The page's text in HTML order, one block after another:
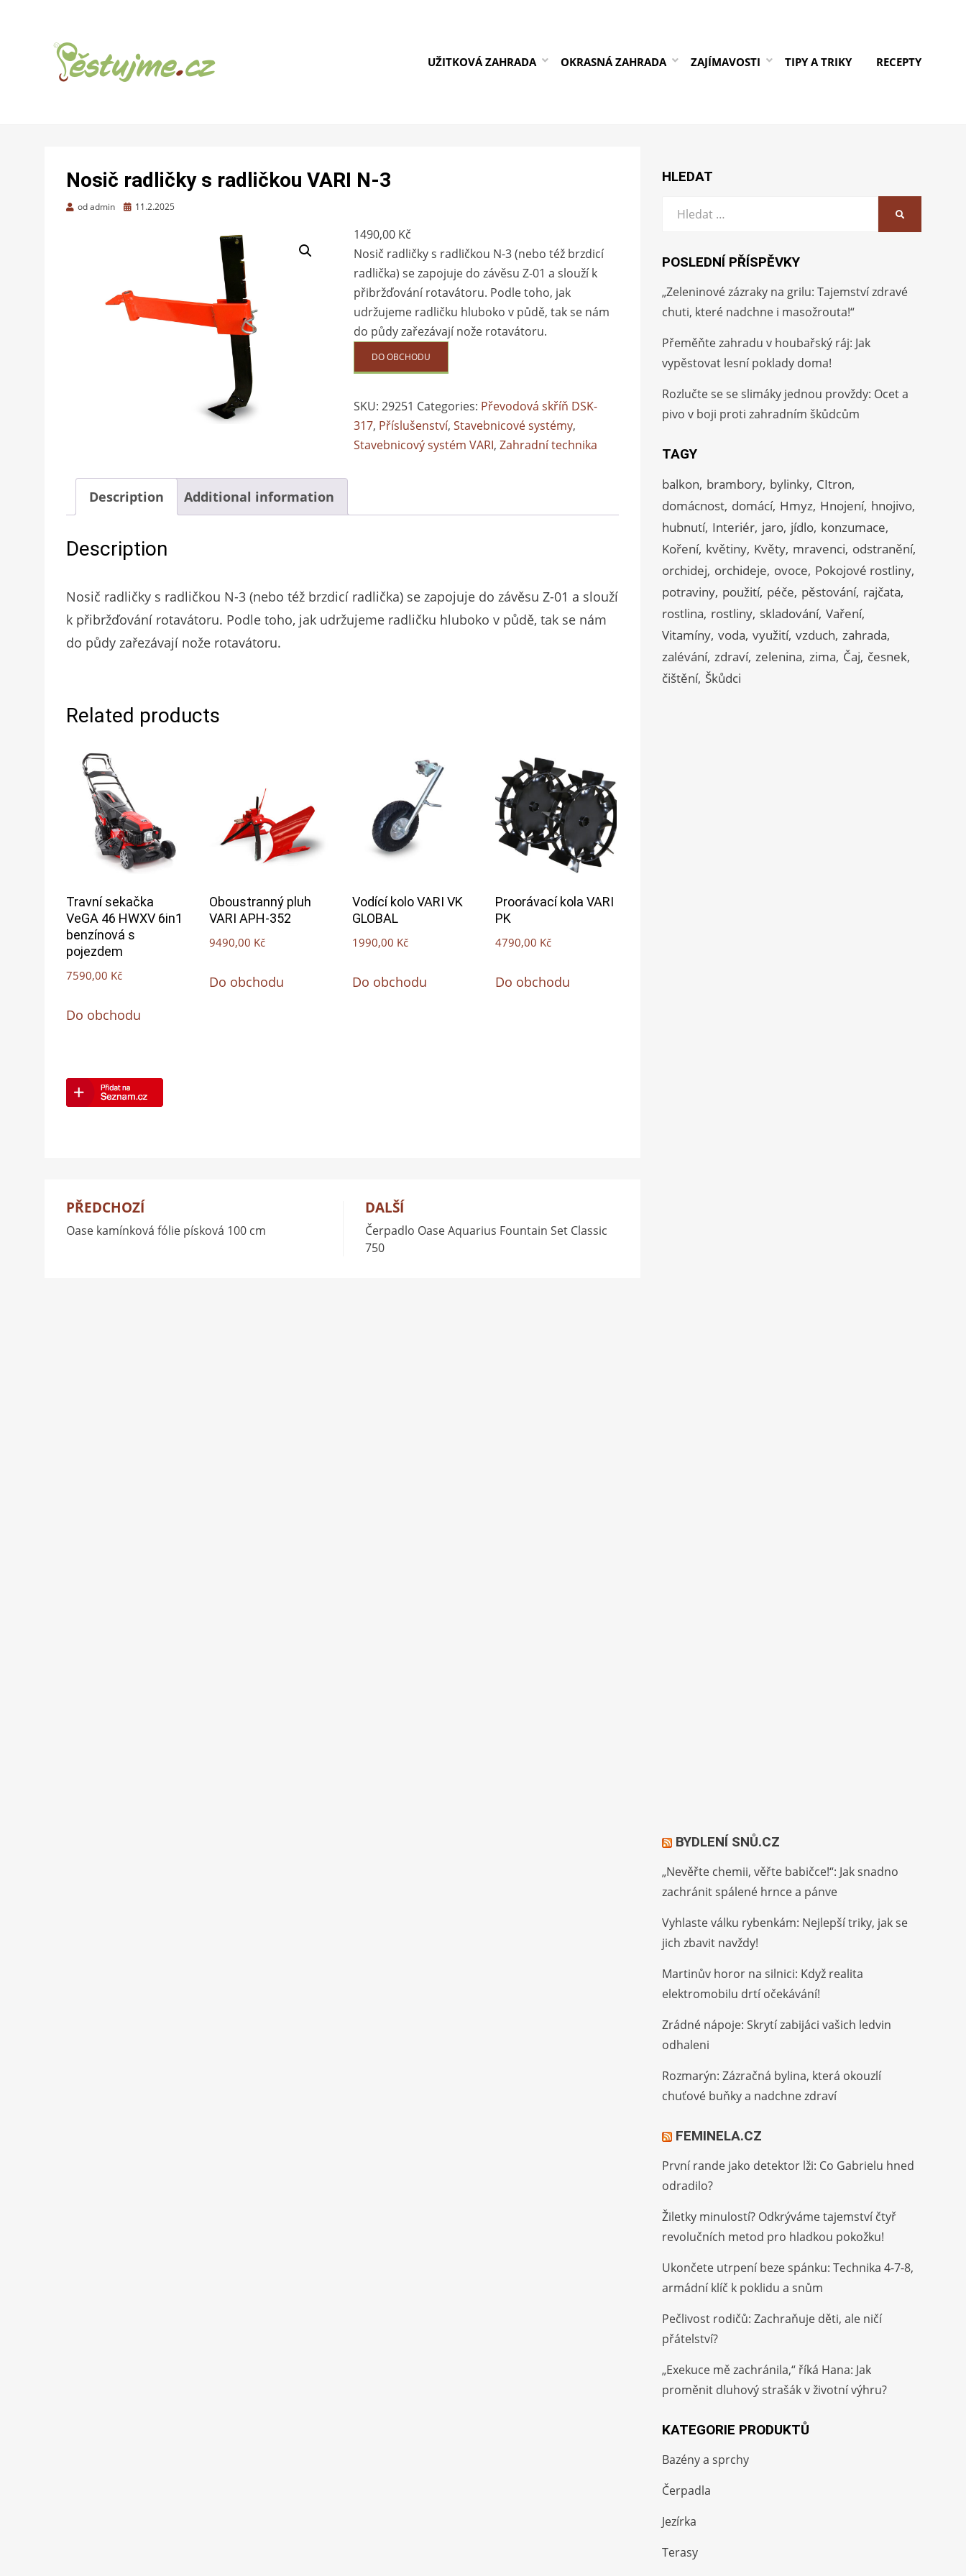
PRO ZAHRADU
UŽITKOVÁ ZAHRADA OKRASNÁ ZAHRADA ZAJÍMAVOSTI TIPY A TRIKY RECEPTY
Nosič radličky s radličkou VARI N-3
odadmin
Zveřejněno
11.2.2025
1490,00 Kč
Nosič radličky s radličkou N-3 (nebo též brzdicí
radlička) se zapojuje do závěsu Z-01 a slouží k
přibržďování rotavátoru. Podle toho, jak
udržujeme radličku hluboko v půdě, tak se nám
do půdy zařezávají nože rotavátoru.
DO OBCHODU
SKU:29251 Categories: Převodová skříň DSK-
317, Příslušenství,Stavebnicové systémy,
Stavebnicový systém VARI,Zahradní technika
Description Additional information
Description
Nosič radličky s radličkou N-3 (nebo též brzdicí radlička) se zapojuje do závěsu Z-01 a slouží
k přibržďování rotavátoru. Podle toho, jak udržujeme radličku hluboko v půdě, tak se nám
do půdy zařezávají nože rotavátoru.
Related products
Travní sekačka
VeGA 46 HWXV 6in1
benzínová s
pojezdem
7590,00 Kč
Do obchodu
Oboustranný pluh
VARI APH-352
9490,00 Kč
Do obchodu
Vodící kolo VARI VK
GLOBAL
1990,00 Kč
Do obchodu
Proorávací kola VARI
PK
4790,00 Kč
Do obchodu
Navigace
pro
PŘEDCHOZÍ
Oase kamínková fólie písková 100 cm
DALŠÍ
Čerpadlo Oase Aquarius Fountain Set Classic
750
HLEDAT
Vyhledat:
POSLEDNÍ PŘÍSPĚVKY
„Zeleninové zázraky na grilu: Tajemství zdravé
chuti, které nadchne i masožrouta!“
Přeměňte zahradu v houbařský ráj: Jak
vypěstovat lesní poklady doma!
Rozlučte se se slimáky jednou provždy: Ocet a
pivo v boji proti zahradním škůdcům
TAGY
balkon brambory bylinky CItron
domácnost domácí Hmyz Hnojení hnojivo
hubnutí Interiér jaro jídlo konzumace
Koření květiny Květy mravenci odstranění
orchidej orchideje ovoce Pokojové rostliny
potraviny použití péče pěstování rajčata
rostlina rostliny skladování Vaření
Vitamíny voda využití vzduch zahrada
zalévání zdraví zelenina zima Čaj česnek
čištění Škůdci
BYDLENÍ SNŮ.CZ
„Nevěřte chemii, věřte babičce!“: Jak snadno
zachránit spálené hrnce a pánve
Vyhlaste válku rybenkám: Nejlepší triky, jak se
jich zbavit navždy!
Martinův horor na silnici: Když realita
elektromobilu drtí očekávání!
Zrádné nápoje: Skrytí zabijáci vašich ledvin
odhaleni
Rozmarýn: Zázračná bylina, která okouzlí
chuťové buňky a nadchne zdraví
FEMINELA.CZ
První rande jako detektor lži: Co Gabrielu hned
odradilo?
Žiletky minulostí? Odkrýváme tajemství čtyř
revolučních metod pro hladkou pokožku!
Ukončete utrpení beze spánku: Technika 4-7-8,
armádní klíč k poklidu a snům
Pečlivost rodičů: Zachraňuje děti, ale ničí
přátelství?
„Exekuce mě zachránila,“ říká Hana: Jak
proměnit dluhový strašák v životní výhru?
KATEGORIE PRODUKTŮ
Bazény a sprchy
Čerpadla
Jezírka
Terasy